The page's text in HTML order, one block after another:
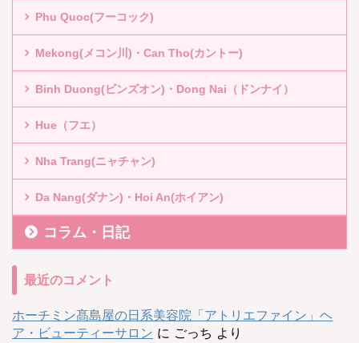
Phu Quoc(フーコック)
Mekong(メコン川)・Can Tho(カントー)
Binh Duong(ビンズオン)・Dong Nai（ドンナイ）
Hue（フエ）
Nha Trang(ニャチャン)
Da Nang(ダナン)・Hoi An(ホイアン)
コラム・日記
最近のコメント
ホーチミン髙島屋の日系美容院「アトリエファイン」ヘ
ア・ビューティーサロン に ごっち より